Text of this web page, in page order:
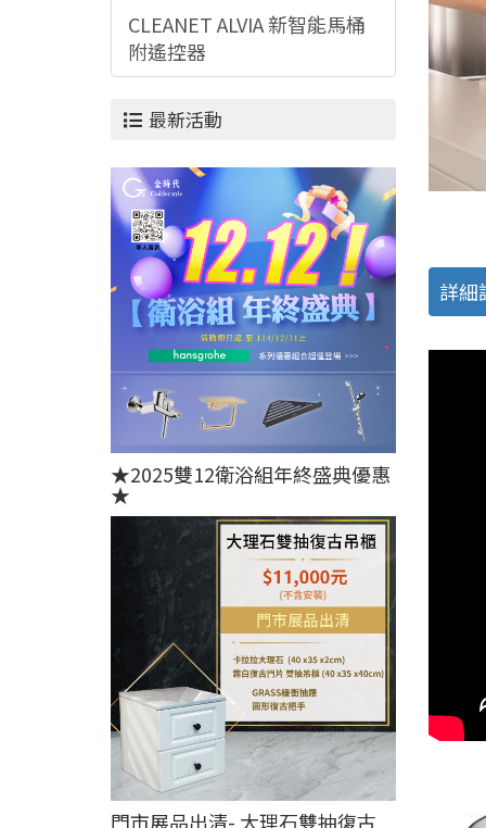
CLEANET ALVIA 新智能馬桶
附遙控器
最新活動
★2025雙12衛浴組年終盛典優惠
★
門市展品出清- 大理石雙抽復古
詳細